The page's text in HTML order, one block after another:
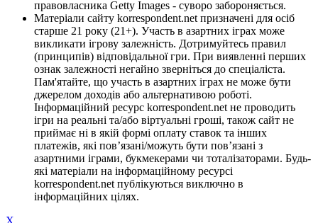
правовласника Getty Images - суворо забороняється.
Матеріали сайту korrespondent.net призначені для осіб
старше 21 року (21+). Участь в азартних іграх може
викликати ігрову залежність. Дотримуйтесь правил
(принципів) відповідальної гри. При виявленні перших
ознак залежності негайно зверніться до спеціаліста.
Пам'ятайте, що участь в азартних іграх не може бути
джерелом доходів або альтернативою роботі.
Інформаційний ресурс korrespondent.net не проводить
ігри на реальні та/або віртуальні гроші, також сайт не
приймає ні в якій формі оплату ставок та інших
платежів, які пов’язані/можуть бути пов’язані з
азартними іграми, букмекерами чи тоталізаторами. Будь-
які матеріали на інформаційному ресурсі
korrespondent.net публікуються виключно в
інформаційних цілях.
X